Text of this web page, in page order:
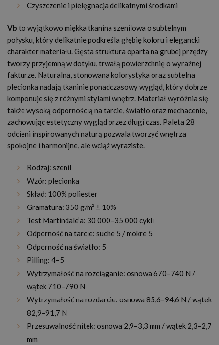
Czyszczenie i pielęgnacja delikatnymi środkami
Vb to wyjątkowo miękka tkanina szenilowa o subtelnym
połysku, który delikatnie podkreśla głębię koloru i elegancki
charakter materiału. Gęsta struktura oparta na grubej przędzy
tworzy przyjemną w dotyku, trwałą powierzchnię o wyraźnej
fakturze. Naturalna, stonowana kolorystyka oraz subtelna
plecionka nadają tkaninie ponadczasowy wygląd, który dobrze
komponuje się z różnymi stylami wnętrz. Materiał wyróżnia się
także wysoką odpornością na tarcie, światło oraz mechacenie,
zachowując estetyczny wygląd przez długi czas. Paleta 28
odcieni inspirowanych naturą pozwala tworzyć wnętrza
spokojne i harmonijne, ale wciąż wyraziste.
Rodzaj: szenil
Wzór: plecionka
Skład: 100% poliester
Gramatura: 350 g/m² ± 10%
Test Martindale’a: 30 000–35 000 cykli
Odporność na tarcie: suche 5 / mokre 5
Odporność na światło: 5
Pilling: 4–5
Wytrzymałość na rozciąganie: osnowa 670–740 N /
wątek 710–790 N
Wytrzymałość na rozdarcie: osnowa 85,6–94,6 N / wątek
82,9–91,7 N
Przesuwalność nitek: osnowa 2,9–3,3 mm / wątek 2,3–2,7
mm